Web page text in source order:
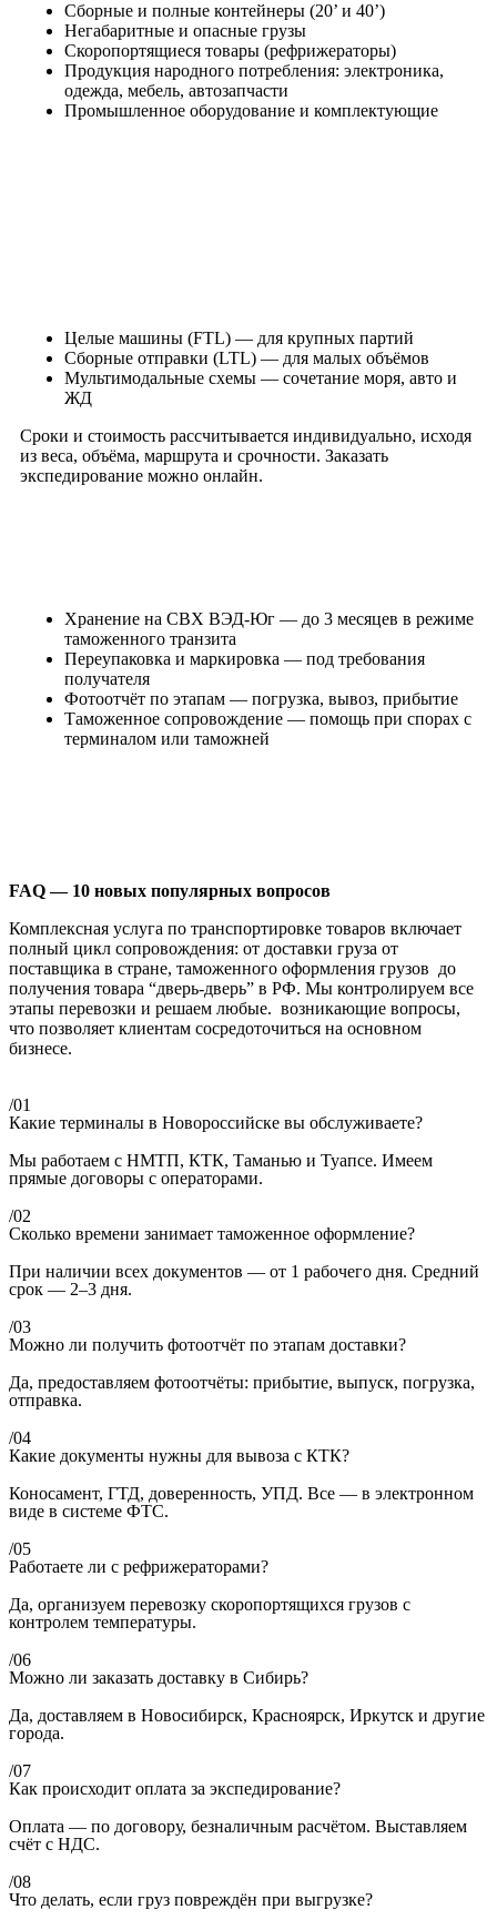
Сборные и полные контейнеры (20’ и 40’)
Негабаритные и опасные грузы
Скоропортящиеся товары (рефрижераторы)
Продукция народного потребления: электроника,
одежда, мебель, автозапчасти
Промышленное оборудование и комплектующие
Целые машины (FTL) — для крупных партий
Сборные отправки (LTL) — для малых объёмов
Мультимодальные схемы — сочетание моря, авто и
ЖД
Сроки и стоимость рассчитывается индивидуально, исходя
из веса, объёма, маршрута и срочности. Заказать
экспедирование можно онлайн.
Хранение на СВХ ВЭД-Юг — до 3 месяцев в режиме
таможенного транзита
Переупаковка и маркировка — под требования
получателя
Фотоотчёт по этапам — погрузка, вывоз, прибытие
Таможенное сопровождение — помощь при спорах с
терминалом или таможней
FAQ — 10 новых популярных вопросов
Комплексная услуга по транспортировке товаров включает
полный цикл сопровождения: от доставки груза от
поставщика в стране, таможенного оформления грузов до
получения товара “дверь-дверь” в РФ. Мы контролируем все
этапы перевозки и решаем любые. возникающие вопросы,
что позволяет клиентам сосредоточиться на основном
бизнесе.
/01
Какие терминалы в Новороссийске вы обслуживаете?
Мы работаем с НМТП, КТК, Таманью и Туапсе. Имеем
прямые договоры с операторами.
/02
Сколько времени занимает таможенное оформление?
При наличии всех документов — от 1 рабочего дня. Средний
срок — 2–3 дня.
/03
Можно ли получить фотоотчёт по этапам доставки?
Да, предоставляем фотоотчёты: прибытие, выпуск, погрузка,
отправка.
/04
Какие документы нужны для вывоза с КТК?
Коносамент, ГТД, доверенность, УПД. Все — в электронном
виде в системе ФТС.
/05
Работаете ли с рефрижераторами?
Да, организуем перевозку скоропортящихся грузов с
контролем температуры.
/06
Можно ли заказать доставку в Сибирь?
Да, доставляем в Новосибирск, Красноярск, Иркутск и другие
города.
/07
Как происходит оплата за экспедирование?
Оплата — по договору, безналичным расчётом. Выставляем
счёт с НДС.
/08
Что делать, если груз повреждён при выгрузке?